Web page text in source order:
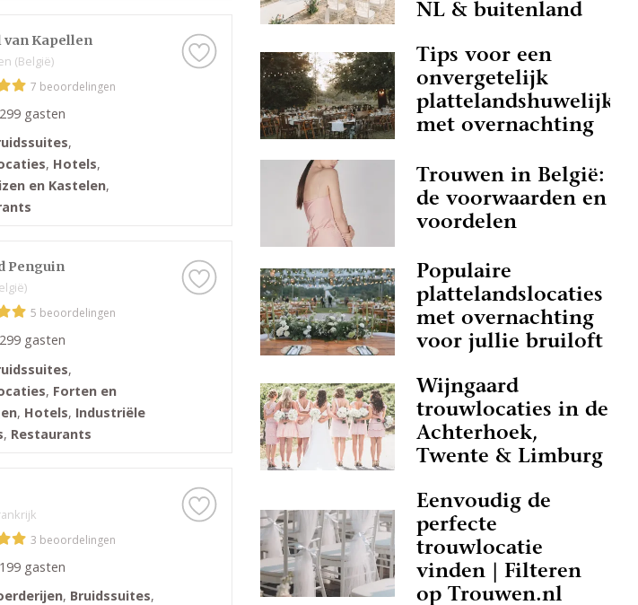
van Kapellen
(België)
7 beoordelingen
gasten
,
, Hotels,
en Kastelen,
Penguin
5 beoordelingen
gasten
,
, Forten en
, Hotels, Industriële
, Restaurants
3 beoordelingen
gasten
, Bruidssuites,
NL & buitenland
Tips voor een
onvergetelijk
plattelandshuwelijk
met overnachting
Trouwen in België:
de voorwaarden en
voordelen
Populaire
plattelandslocaties
met overnachting
voor jullie bruiloft
Wijngaard
trouwlocaties in de
Achterhoek,
Twente & Limburg
Eenvoudig de
perfecte
trouwlocatie
vinden | Filteren
op Trouwen.nl